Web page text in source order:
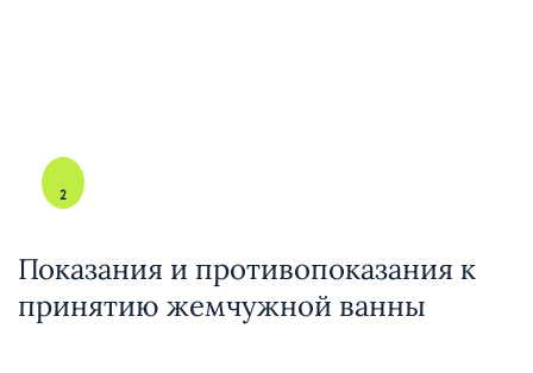
2
Показания и противопоказания к
принятию жемчужной ванны